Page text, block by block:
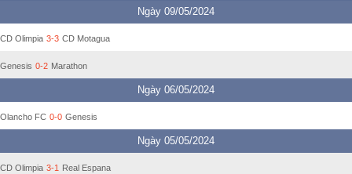
Ngày 09/05/2024
CD Olimpia 3-3 CD Motagua
Genesis 0-2 Marathon
Ngày 06/05/2024
Olancho FC 0-0 Genesis
Ngày 05/05/2024
CD Olimpia 3-1 Real Espana